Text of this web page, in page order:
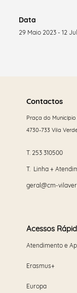
Data
29 Maio 2023 - 12
maisContactos
Praça do Município
4730-733 Vila
T. 253 310500
T. Linha +
geral@cm-
Acessos
Atendimento e
Erasmus+
Europa